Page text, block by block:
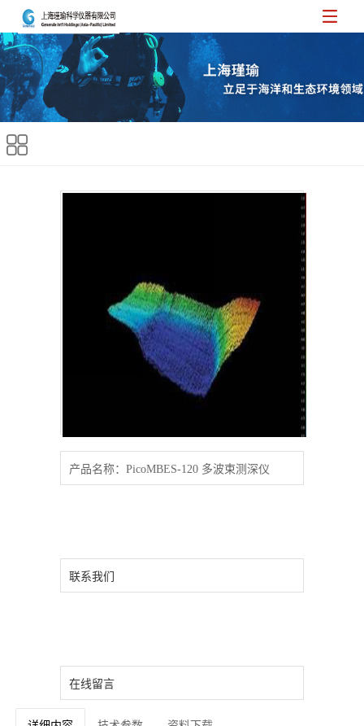
产品名称：PicoMBES-120 多波束测深仪
联系我们
在线留言